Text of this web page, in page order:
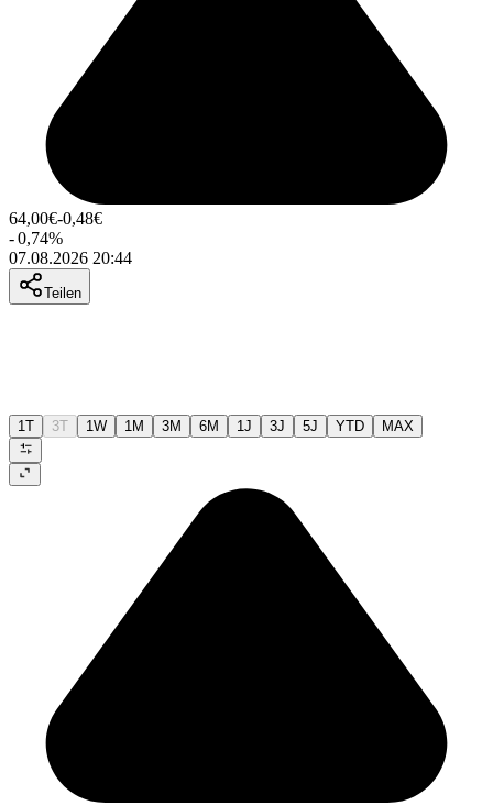
64,00€-0,48€
-0,74%
07.08.2026 20:44
Teilen
1T 3T 1W 1M 3M 6M 1J 3J 5J YTD MAX